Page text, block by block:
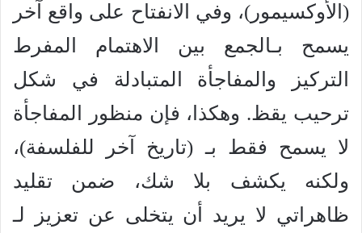
(الأوكسيمور)، وفي الانفتاح على واقع آخر
يسمح بـالجمع بين الاهتمام المفرط
التركيز والمفاجأة المتبادلة في شكل
ترحيب يقظ. وهكذا، فإن منظور المفاجأة
لا يسمح فقط بـ (تاريخ آخر للفلسفة)،
ولكنه يكشف بلا شك، ضمن تقليد
ظاهراتي لا يريد أن يتخلى عن تعزيز لـ